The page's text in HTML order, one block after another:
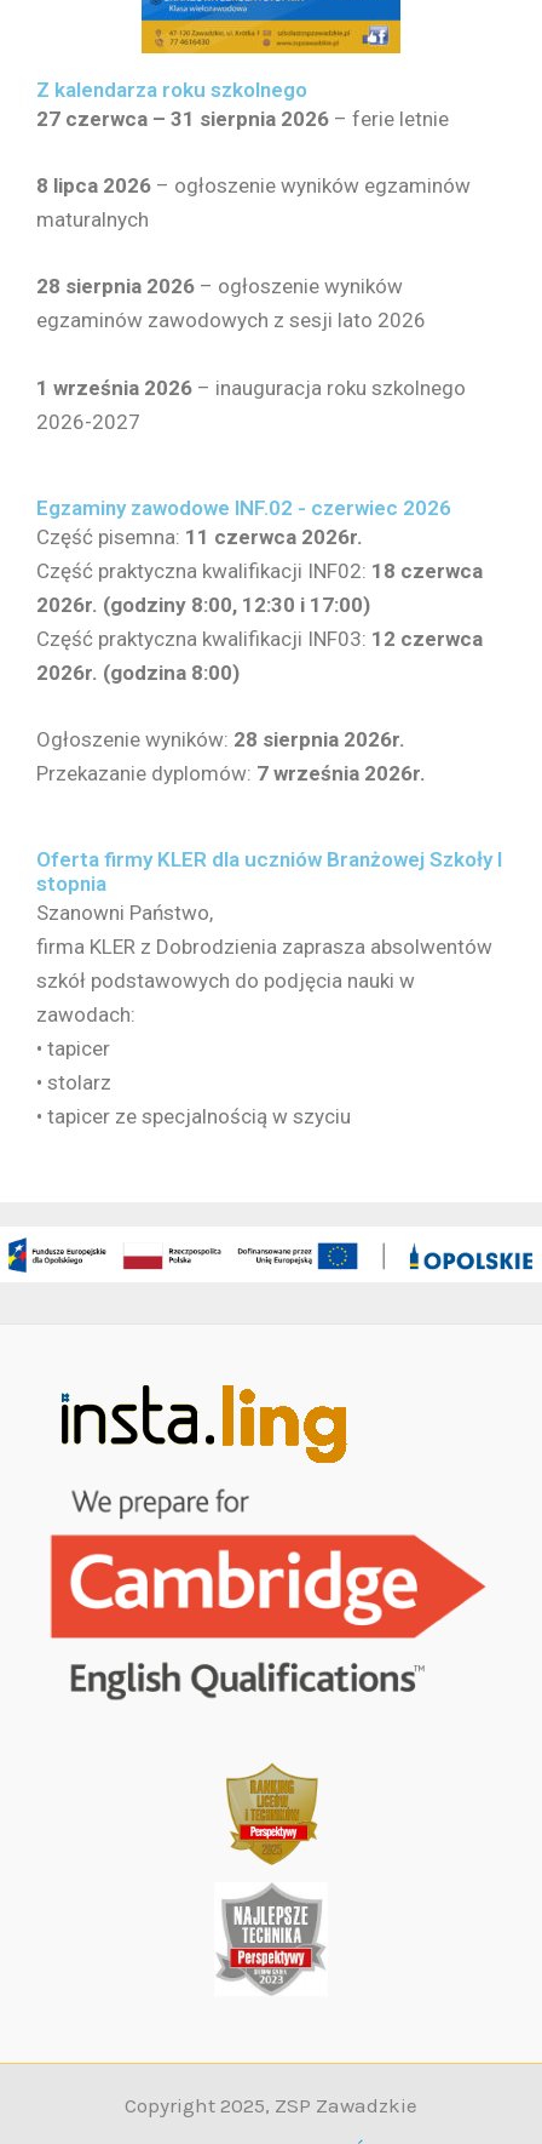
Z kalendarza roku szkolnego
27 czerwca – 31 sierpnia 2026 – ferie letnie
8 lipca 2026 – ogłoszenie wyników egzaminów
maturalnych
28 sierpnia 2026 – ogłoszenie wyników
egzaminów zawodowych z sesji lato 2026
1 września 2026 – inauguracja roku szkolnego
2026-2027
Egzaminy zawodowe INF.02 - czerwiec 2026
Część pisemna: 11 czerwca 2026r.
Część praktyczna kwalifikacji INF02: 18 czerwca
2026r. (godziny 8:00, 12:30 i 17:00)
Część praktyczna kwalifikacji INF03: 12 czerwca
2026r. (godzina 8:00)
Ogłoszenie wyników: 28 sierpnia 2026r.
Przekazanie dyplomów: 7 września 2026r.
Oferta firmy KLER dla uczniów Branżowej Szkoły I
stopnia
Szanowni Państwo,
firma KLER z Dobrodzienia zaprasza absolwentów
szkół podstawowych do podjęcia nauki w
zawodach:
• tapicer
• stolarz
• tapicer ze specjalnością w szyciu
Copyright 2025, ZSP Zawadzkie